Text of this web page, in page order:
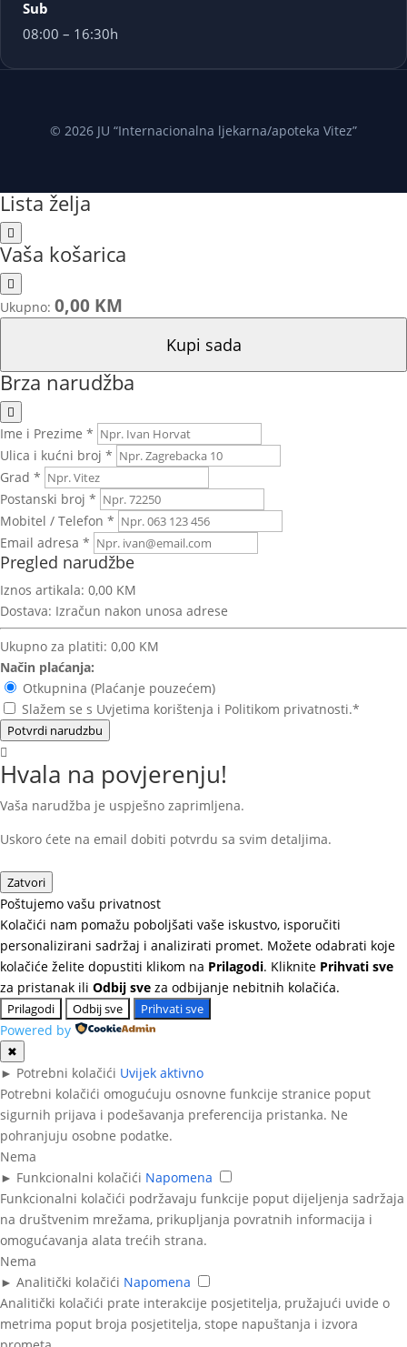
Sub
08:00 – 16:30h
© 2026 JU “Internacionalna ljekarna/apoteka Vitez”
Lista želja
Vaša košarica
Ukupno: 0,00 KM
Kupi sada
Brza narudžba
Ime i Prezime *
Ulica i kućni broj *
Grad *
Postanski broj *
Mobitel / Telefon *
Email adresa *
Pregled narudžbe
Iznos artikala: 0,00 KM
Dostava: Izračun nakon unosa adrese
Ukupno za platiti: 0,00 KM
Način plaćanja:
Otkupnina (Plaćanje pouzećem)
Slažem se s Uvjetima korištenja i Politikom privatnosti.*
Potvrdi narudzbu
Hvala na povjerenju!
Vaša narudžba je uspješno zaprimljena.
Uskoro ćete na email dobiti potvrdu sa svim detaljima.
Zatvori
Poštujemo vašu privatnost
Kolačići nam pomažu poboljšati vaše iskustvo, isporučiti
personalizirani sadržaj i analizirati promet. Možete odabrati koje
kolačiće želite dopustiti klikom na Prilagodi. Kliknite Prihvati sve
za pristanak ili Odbij sve za odbijanje nebitnih kolačića.
Prilagodi Odbij sve Prihvati sve
Powered by
✖
► Potrebni kolačići Uvijek aktivno
Potrebni kolačići omogućuju osnovne funkcije stranice poput
sigurnih prijava i podešavanja preferencija pristanka. Ne
pohranjuju osobne podatke.
Nema
► Funkcionalni kolačići Napomena
Funkcionalni kolačići podržavaju funkcije poput dijeljenja sadržaja
na društvenim mrežama, prikupljanja povratnih informacija i
omogućavanja alata trećih strana.
Nema
► Analitički kolačići Napomena
Analitički kolačići prate interakcije posjetitelja, pružajući uvide o
metrima poput broja posjetitelja, stope napuštanja i izvora